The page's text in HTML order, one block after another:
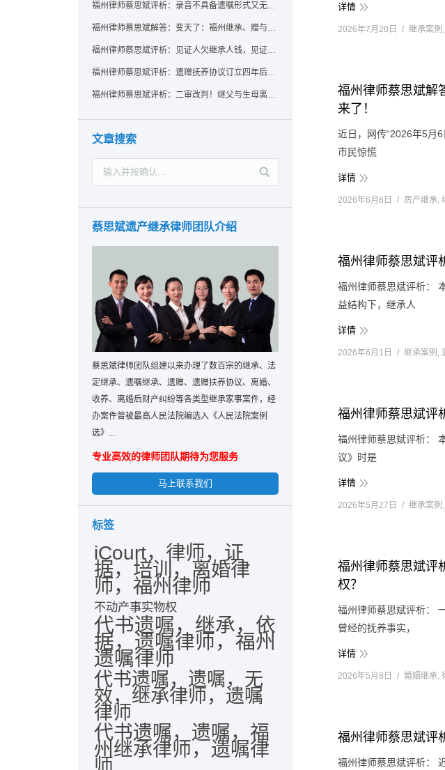
详情
2026年7月20日 继承案例 ,
福州律师蔡思斌解
来了！
近日，网传“2026年5月
市民惊慌
详情
2026年6月8日 房产继承,
福州律师蔡思斌评
福州律师蔡思斌评析：
益结构下，继承人
详情
2026年6月1日 继承案例 ,
福州律师蔡思斌评
福州律师蔡思斌评析：
议》时是
详情
2026年5月27日 继承案例 ,
福州律师蔡思斌评
权？
福州律师蔡思斌评析：
曾经的抚养事实，
详情
2026年5月8日 婚姻继承,
福州律师蔡思斌评
福州律师蔡思斌评析：
福州律师蔡思斌评析：录音不具备遗嘱形式又无法证明赠与意愿——法院：按法定继承处理
福州律师蔡思斌解答：变天了：福州继承、赠与房产转让要收20%个税？福州国税官方回复来了！
福州律师蔡思斌评析：见证人欠继承人钱，见证遗嘱还有效吗？
福州律师蔡思斌评析：遗赠抚养协议订立四年后丧失民事行为能力，协议有效吗？
福州律师蔡思斌评析：二审改判！继父与生母离婚后，曾受其抚养的继子女是否仍享有继承权？
文章搜索
蔡思斌遗产继承律师团队介绍
蔡思斌律师团队组建以来办理了数百宗的继承、法
定继承、遗嘱继承、遗赠、遗赠扶养协议、离婚、
收养、离婚后财产纠纷等各类型继承家事案件，经
办案件曾被最高人民法院编选入《人民法院案例
选》...
专业高效的律师团队期待为您服务
马上联系我们
标签
iCourt，律师，证
据，培训，离婚律
师，福州律师
不动产事实物权
代书遗嘱，继承，依
据，遗嘱律师，福州
遗嘱律师
代书遗嘱，遗嘱，无
效，继承律师，遗嘱
律师
代书遗嘱，遗嘱，福
州继承律师，遗嘱律